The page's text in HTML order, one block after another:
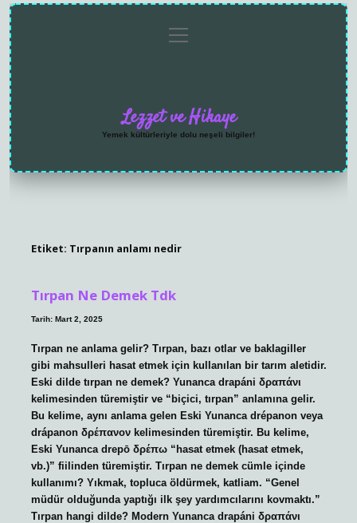
menüyü
aç
Lezzet ve Hikaye
Yemek kültürleriyle dolu neşeli bilgiler!
Etiket: Tırpanın anlamı nedir
Tırpan Ne Demek Tdk
Tarih: Mart 2, 2025
Tırpan ne anlama gelir? Tırpan, bazı otlar ve baklagiller
gibi mahsulleri hasat etmek için kullanılan bir tarım aletidir.
Eski dilde tırpan ne demek? Yunanca drapáni δραπάνι
kelimesinden türemiştir ve “biçici, tırpan” anlamına gelir.
Bu kelime, aynı anlama gelen Eski Yunanca drépanon veya
drápanon δρέπανον kelimesinden türemiştir. Bu kelime,
Eski Yunanca drepō δρέπω “hasat etmek (hasat etmek,
vb.)” fiilinden türemiştir. Tırpan ne demek cümle içinde
kullanımı? Yıkmak, topluca öldürmek, katliam. “Genel
müdür olduğunda yaptığı ilk şey yardımcılarını kovmaktı.”
Tırpan hangi dilde? Modern Yunanca drapáni δραπάνι